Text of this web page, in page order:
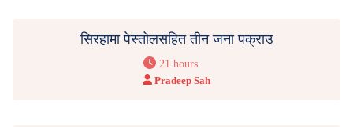
सिरहामा पेस्तोलसहित तीन जना पक्राउ
21 hours
Pradeep Sah